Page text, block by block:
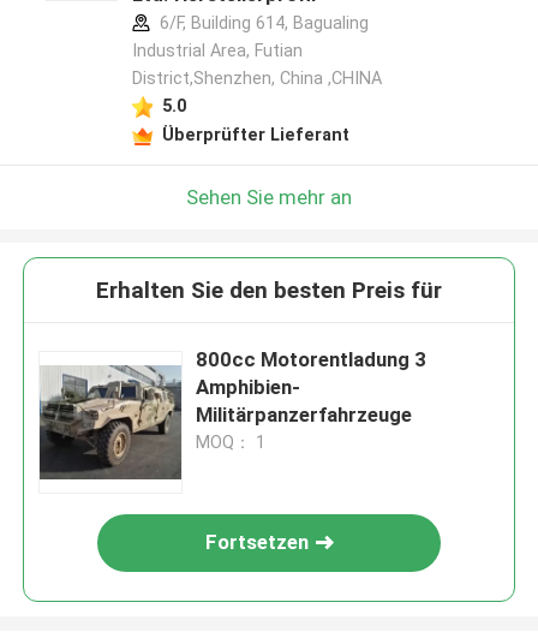
6/F, Building 614, Bagualing
Industrial Area, Futian
District,Shenzhen, China ,CHINA
5.0
Überprüfter Lieferant
Sehen Sie mehr an
Erhalten Sie den besten Preis für
800cc Motorentladung 3
Amphibien-
Militärpanzerfahrzeuge
MOQ： 1
Fortsetzen